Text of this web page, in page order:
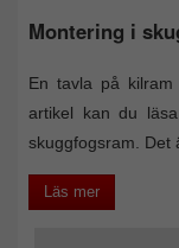
Montering i
En tavla på
artikel kan du
skuggfogsram. Det
Läs mer